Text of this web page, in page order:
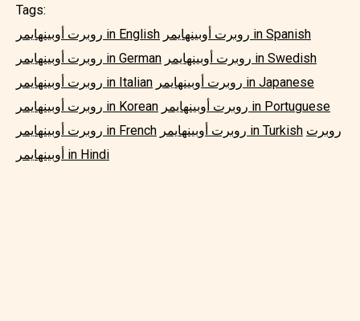
Tags:
روبرت أوبينهايمر in English
روبرت أوبينهايمر in Spanish
روبرت أوبينهايمر in German
روبرت أوبينهايمر in Swedish
روبرت أوبينهايمر in Italian
روبرت أوبينهايمر in Japanese
روبرت أوبينهايمر in Korean
روبرت أوبينهايمر in Portuguese
روبرت أوبينهايمر in French
روبرت أوبينهايمر in Turkish روبرت
أوبينهايمر in Hindi